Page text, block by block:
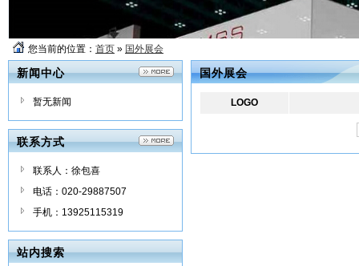
您当前的位置： 首页 » 国外展会
新闻中心
暂无新闻
联系方式
联系人：徐包喜
电话：020-29887507
手机：13925115319
站内搜索
国外展会
LOGO